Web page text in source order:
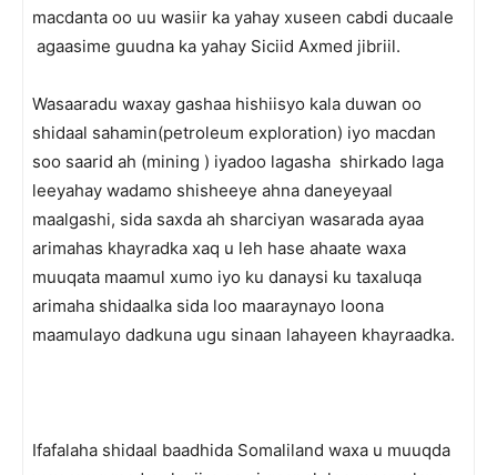
macdanta oo uu wasiir ka yahay xuseen cabdi ducaale
agaasime guudna ka yahay Siciid Axmed jibriil.
Wasaaradu waxay gashaa hishiisyo kala duwan oo
shidaal sahamin(petroleum exploration) iyo macdan
soo saarid ah (mining ) iyadoo lagasha shirkado laga
leeyahay wadamo shisheeye ahna daneyeyaal
maalgashi, sida saxda ah sharciyan wasarada ayaa
arimahas khayradka xaq u leh hase ahaate waxa
muuqata maamul xumo iyo ku danaysi ku taxaluqa
arimaha shidaalka sida loo maaraynayo loona
maamulayo dadkuna ugu sinaan lahayeen khayraadka.
Ifafalaha shidaal baadhida Somaliland waxa u muuqda